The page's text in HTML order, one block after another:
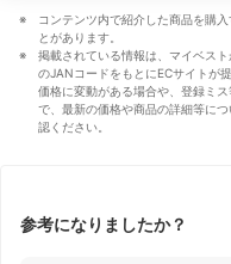
コンテンツ内で紹介した商品を購
とがあります。
掲載されている情報は、マイベス
のJANコードをもとにECサイトが
価格に変動がある場合や、登録ミ
で、最新の価格や商品の詳細等に
認ください。
参考になりましたか？